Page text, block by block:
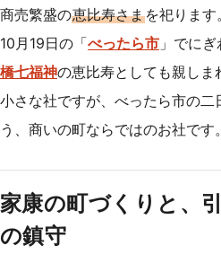
商売繁盛の恵比寿さまを祀ります
10月19日の「べったら市 」でに
橋七福神の恵比寿としても親しま
小さな社ですが、べったら市の
う、商いの町ならではのお社です。
家康の町づくりと、
の鎮守